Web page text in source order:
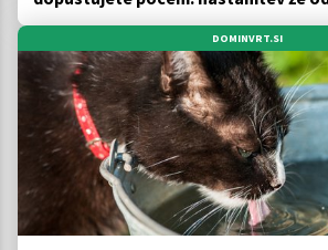
za pet evrov
DOMINVRT.SI